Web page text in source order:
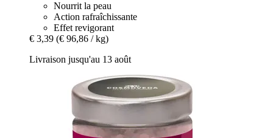
Nourrit la peau
Action rafraîchissante
Effet revigorant
€ 3,39 (€ 96,86 / kg)
Livraison jusqu'au 13 août